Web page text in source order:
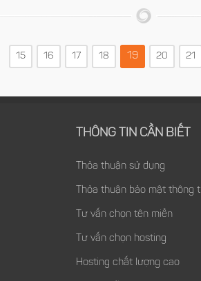
15 16 17 18 19 20 21
THÔNG TIN CẦN BIẾT
Thỏa thuận sử dụng
Thỏa thuận bảo mật thông
Tư vấn chọn tên miền
Tư vấn chọn hosting
Hosting chất lượng cao